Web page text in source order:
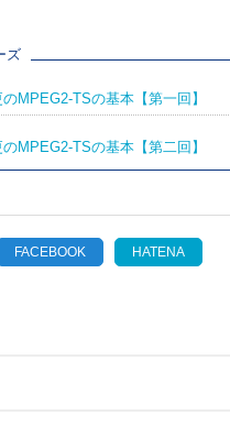
ズ
MPEG2-TSの基本【第一回】
MPEG2-TSの基本【第二回】
FACEBOOK HATENA